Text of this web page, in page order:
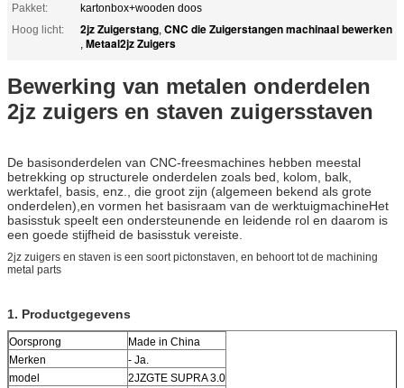
Pakket:
kartonbox+wooden doos
Hoog licht:
2jz Zuigerstang, CNC die Zuigerstangen machinaal bewerken
, Metaal2jz Zuigers
Bewerking van metalen onderdelen
2jz zuigers en staven zuigersstaven
De basisonderdelen van CNC-freesmachines hebben meestal
betrekking op structurele onderdelen zoals bed, kolom, balk,
werktafel, basis, enz., die groot zijn (algemeen bekend als grote
onderdelen),en vormen het basisraam van de werktuigmachineHet
basisstuk speelt een ondersteunende en leidende rol en daarom is
een goede stijfheid de basisstuk vereiste.
2jz zuigers en staven is een soort pictonstaven, en behoort tot de machining
metal parts
1. Productgegevens
Oorsprong
Made in China
Merken
- Ja.
model
2JZGTE SUPRA 3.0